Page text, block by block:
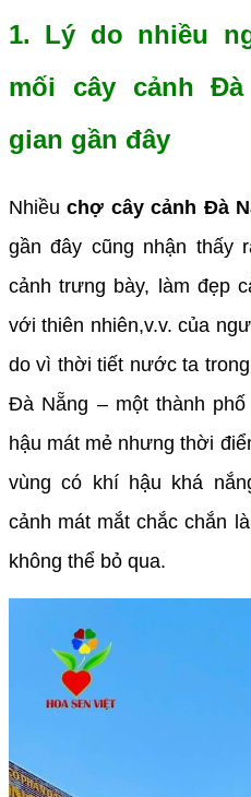
1. Lý do nhiều
mối cây cảnh
gian gần đây
Nhiềuchợ cây cảnh Đà
gần đây cũng nhận thấy
cảnh trưng bày, làm đẹp
với thiên nhiên,v.v. của
do vì thời tiết nước ta
Đà Nẵng – một thành
hậu mát mẻ nhưng thời
vùng có khí hậu khá
cảnh mát mắt chắc chắn
không thể bỏ qua.